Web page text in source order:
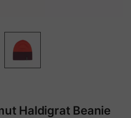
Haldigrat Beanie